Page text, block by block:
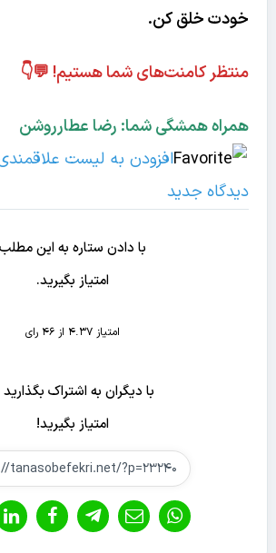
خودت خلق کن.
منتظر کامنت‌های شما هستیم! 💬👇
همراه همشگی شما: رضا عطارروشن
افزودن به لیست
دیدگاه‌ جدید
با دادن ستاره به این مطلب
امتیاز بگیرید.
امتیاز 4.37 از 46 رای
با دیگران به اشتراک بگذارید
امتیاز بگیرید!